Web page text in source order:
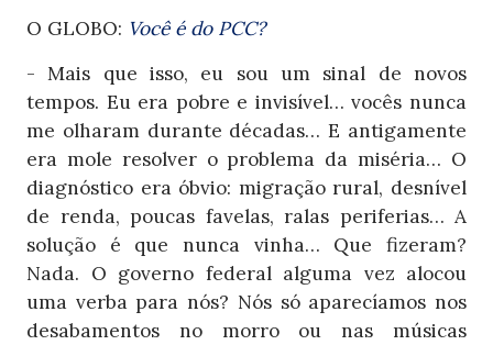
O GLOBO: Você é do PCC?
- Mais que isso, eu sou um sinal de novos
tempos. Eu era pobre e invisível… vocês nunca
me olharam durante décadas… E antigamente
era mole resolver o problema da miséria… O
diagnóstico era óbvio: migração rural, desnível
de renda, poucas favelas, ralas periferias… A
solução é que nunca vinha… Que fizeram?
Nada. O governo federal alguma vez alocou
uma verba para nós? Nós só aparecíamos nos
desabamentos no morro ou nas músicas